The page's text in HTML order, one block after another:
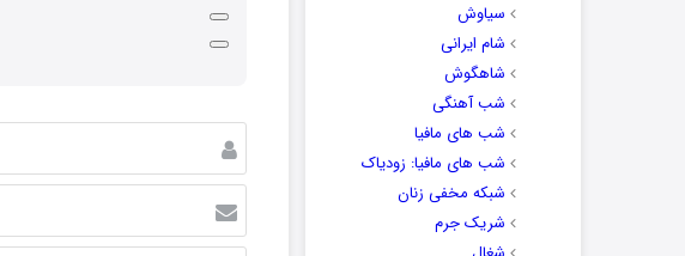
سیاوش
شام ایرانی
شاهگوش
شب آهنگی
شب های مافیا
شب های مافیا: زودیاک
شبکه مخفی زنان
شریک جرم